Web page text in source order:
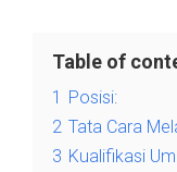
Table of
1
Posisi:
2 Tata Cara
3 Kualifikasi